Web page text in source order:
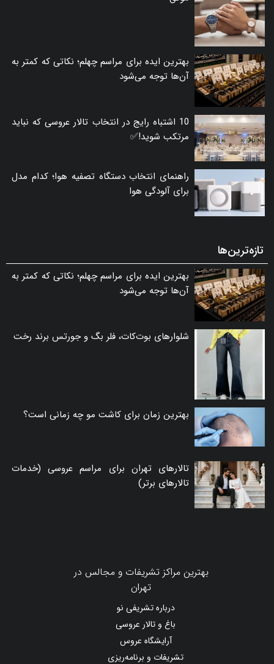
بهترین ایده برای مراسم چهلم؛ نکاتی که کمتر به
آن‌ها توجه می‌شود
10 اشتباه رایج در انتخاب تالار عروسی که نباید
مرتکب شوید!✅
راهنمای انتخاب دستگاه تصفیه هوا؛ کدام مدل
برای آلودگی هوا
تازه‌ترین‌ها
بهترین ایده برای مراسم چهلم؛ نکاتی که کمتر به
آن‌ها توجه می‌شود
شلوارهای بوت‌کات، فلر بگ و جورتس برند رخت
بهترین زمان برای کاشت مو چه زمانی است؟
تالارهای تهران برای مراسم عروسی (خدمات
تالارهای برتر)
بهترین مراکز تشریفات و مجالس در
تهران
درباره تشریفی نو
باغ و تالار عروسی
آرایشگاه عروس
تشریفات و برنامه‌ریزی